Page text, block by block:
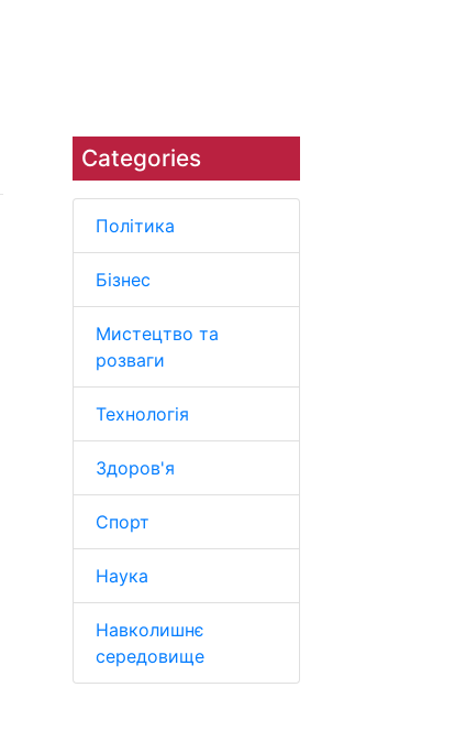
Categories
Політика
Бізнес
Мистецтво та
розваги
Технологія
Здоров'я
Спорт
Наука
Навколишнє
середовище